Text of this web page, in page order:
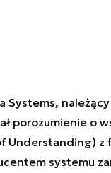
Systems,
porozumienie o
Understanding) z
systemu